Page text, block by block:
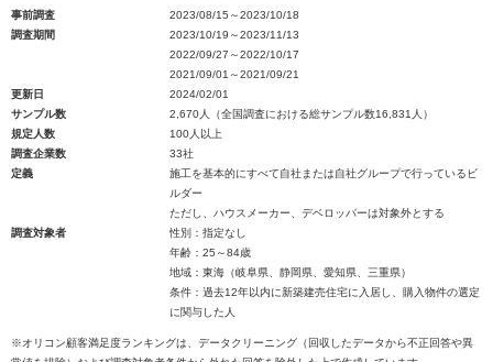
事前調査
2023/08/15～2023/10/18
調査期間
2023/10/19～2023/11/13
2022/09/27～2022/10/17
2021/09/01～2021/09/21
更新日
2024/02/01
サンプル数
2,670人（全国調査における総サンプル数16,831人）
規定人数
100人以上
調査企業数
33社
定義
施工を基本的にすべて自社または自社グループで行っているビ
ルダー
ただし、ハウスメーカー、デベロッパーは対象外とする
調査対象者
性別：指定なし
年齢：25～84歳
地域：東海（岐阜県、静岡県、愛知県、三重県）
条件：過去12年以内に新築建売住宅に入居し、購入物件の選定
に関与した人
※オリコン顧客満足度ランキングは、データクリーニング（回収したデータから不正回答や異